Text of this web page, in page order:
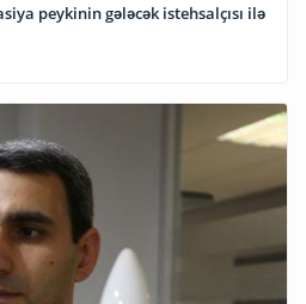
peykinin gələcək istehsalçısı ilə